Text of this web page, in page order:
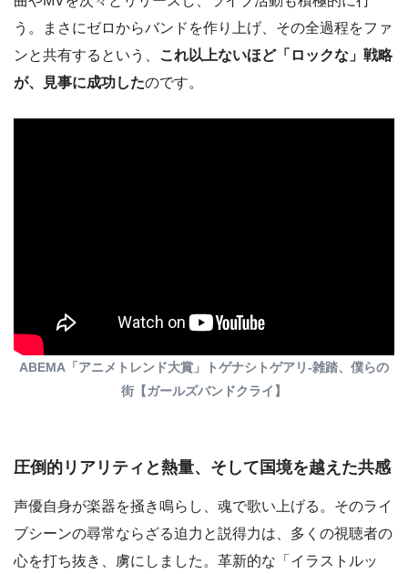
う。まさにゼロからバンドを作り上げ、その全過程をファ
ンと共有するという、
これ以上ないほど「ロックな」戦略
が、見事に成功したのです。
ABEMA「アニメトレンド大賞」トゲナシトゲアリ-雑踏、僕らの
街【ガールズバンドクライ】
圧倒的リアリティと熱量、そして国境を越えた共感
声優自身が楽器を掻き鳴らし、魂で歌い上げる。そのライ
ブシーンの尋常ならざる迫力と説得力は、多くの視聴者の
心を打ち抜き、虜にしました。革新的な「イラストルッ